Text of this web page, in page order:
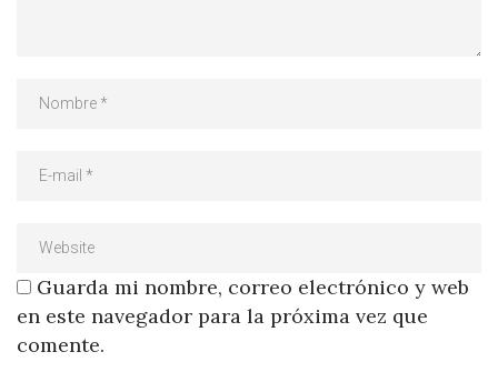
Guarda mi nombre, correo electrónico y web
en este navegador para la próxima vez que
comente.